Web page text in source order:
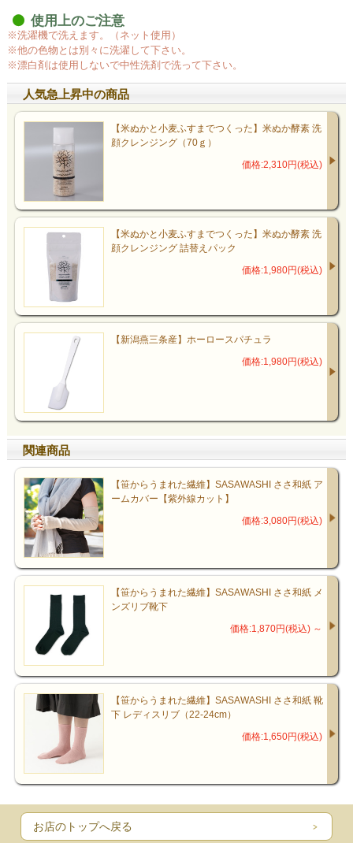
使用上のご注意
※洗濯機で洗えます。（ネット使用）
※他の色物とは別々に洗濯して下さい。
※漂白剤は使用しないで中性洗剤で洗って下さい。
人気急上昇中の商品
【米ぬかと小麦ふすまでつくった】米ぬか酵素 洗
顔クレンジング（70ｇ）
価格:2,310円(税込)
【米ぬかと小麦ふすまでつくった】米ぬか酵素 洗
顔クレンジング 詰替えパック
価格:1,980円(税込)
【新潟燕三条産】ホーロースパチュラ
価格:1,980円(税込)
関連商品
【笹からうまれた繊維】SASAWASHI ささ和紙 ア
ームカバー【紫外線カット】
価格:3,080円(税込)
【笹からうまれた繊維】SASAWASHI ささ和紙 メ
ンズリブ靴下
価格:1,870円(税込) ～
【笹からうまれた繊維】SASAWASHI ささ和紙 靴
下 レディスリブ（22-24cm）
価格:1,650円(税込)
お店のトップへ戻る